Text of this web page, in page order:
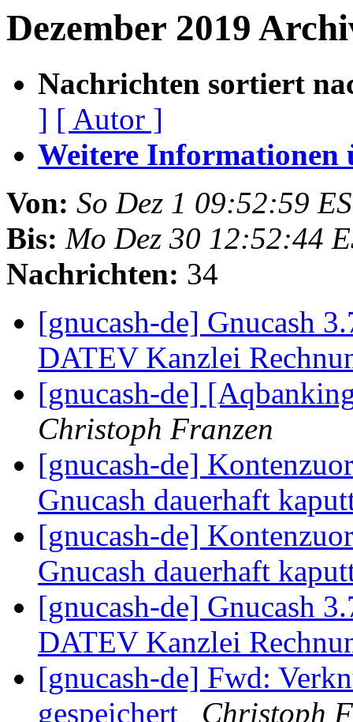
Dezember 2019
Nachrichten sortiert
] [ Autor ]
Weitere Informationen
Von: So Dez 1 09:52:59
Bis: Mo Dez 30 12:52:44
Nachrichten: 34
[gnucash-de] Gnucash
DATEV Kanzlei
[gnucash-de]
Christoph Franzen
[gnucash-de]
Gnucash dauerhaft
[gnucash-de]
Gnucash dauerhaft
[gnucash-de] Gnucash
DATEV Kanzlei
[gnucash-de] Fwd:
gespeichert
Christoph